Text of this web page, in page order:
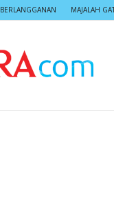
BERLANGGANAN MAJALAH